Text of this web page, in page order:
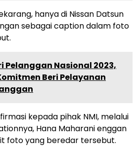
hanya di Nissan Datsun
sebagai caption dalam foto
Pelanggan Nasional 2023,
Beri Pelayanan
kepada pihak NMI, melalui
Hana Maharani enggan
foto yang beredar tersebut.